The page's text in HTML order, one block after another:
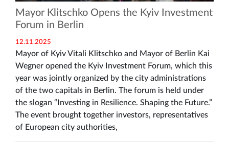
Mayor Klitschko Opens the Kyiv Investment
Forum in Berlin
12.11.2025
Mayor of Kyiv Vitali Klitschko and Mayor of Berlin Kai
Wegner opened the Kyiv Investment Forum, which this
year was jointly organized by the city administrations
of the two capitals in Berlin. The forum is held under
the slogan “Investing in Resilience. Shaping the Future.”
The event brought together investors, representatives
of European city authorities,